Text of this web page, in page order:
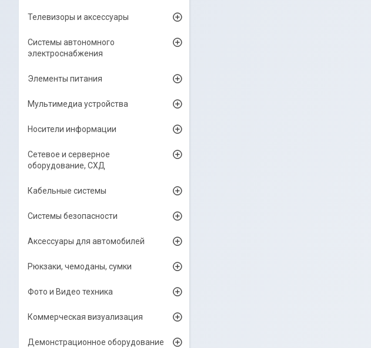
Телевизоры и аксессуары
Системы автономного
электроснабжения
Элементы питания
Мультимедиа устройства
Носители информации
Сетевое и серверное
оборудование, СХД
Кабельные системы
Системы безопасности
Аксессуары для автомобилей
Рюкзаки, чемоданы, сумки
Фото и Видео техника
Коммерческая визуализация
Демонстрационное оборудование